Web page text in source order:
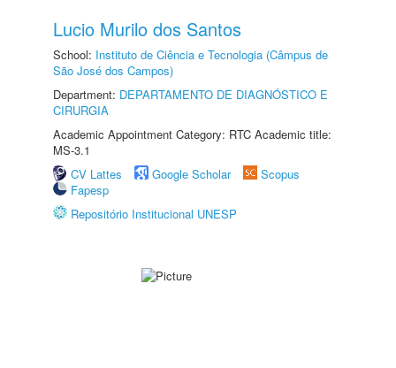
Lucio Murilo dos Santos
School: Instituto de Ciência e Tecnologia (Câmpus de
São José dos Campos)
Department: DEPARTAMENTO DE DIAGNÓSTICO E
CIRURGIA
Academic Appointment Category: RTC Academic title:
MS-3.1
CV Lattes
Google Scholar
Scopus
Fapesp
Repositório Institucional UNESP